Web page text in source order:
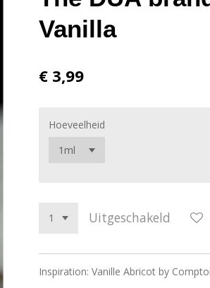
Vanilla
€ 3,99
Hoeveelheid
Uitgeschakeld
Inspiration: Vanille Abricot by